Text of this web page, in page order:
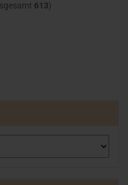
613)